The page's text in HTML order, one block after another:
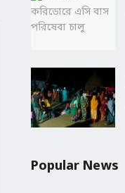
Popular News